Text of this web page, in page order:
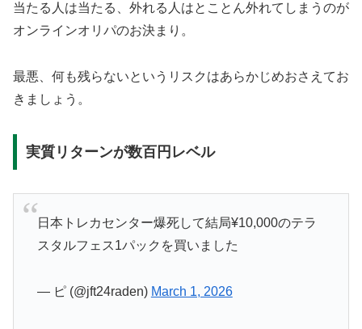
当たる人は当たる、外れる人はとことん外れてしまうのが
オンラインオリパのお決まり。
最悪、何も残らないというリスクはあらかじめおさえてお
きましょう。
実質リターンが数百円レベル
日本トレカセンター爆死して結局¥10,000のテラ
スタルフェス1パックを買いました
— ピ (@jft24raden) March 1, 2026